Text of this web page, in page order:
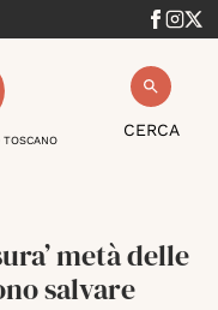
CERCA
metà delle
salvare